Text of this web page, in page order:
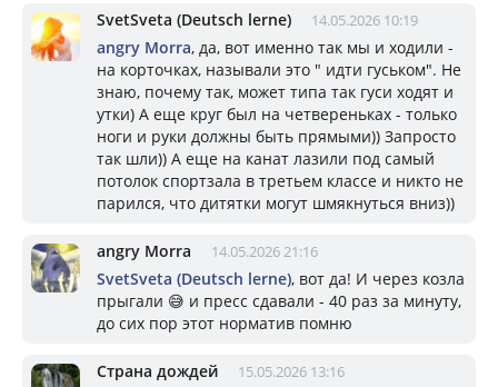
SvetSveta (Deutsch lerne) 14.05.2026 10:19
angry Morra, да, вот именно так мы и ходили -
на корточках, называли это " идти гуськом". Не
знаю, почему так, может типа так гуси ходят и
утки) А еще круг был на четвереньках - только
ноги и руки должны быть прямыми)) Запросто
так шли)) А еще на канат лазили под самый
потолок спортзала в третьем классе и никто не
парился, что дитятки могут шмякнуться вниз))
angry Morra 14.05.2026 21:16
SvetSveta (Deutsch lerne), вот да! И через козла
прыгали 😅 и пресс сдавали - 40 раз за минуту,
до сих пор этот норматив помню
Страна дождей 15.05.2026 13:16